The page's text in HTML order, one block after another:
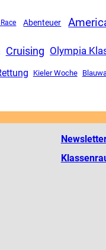
Abenteuer
Cruising Olympia
Kieler Woche